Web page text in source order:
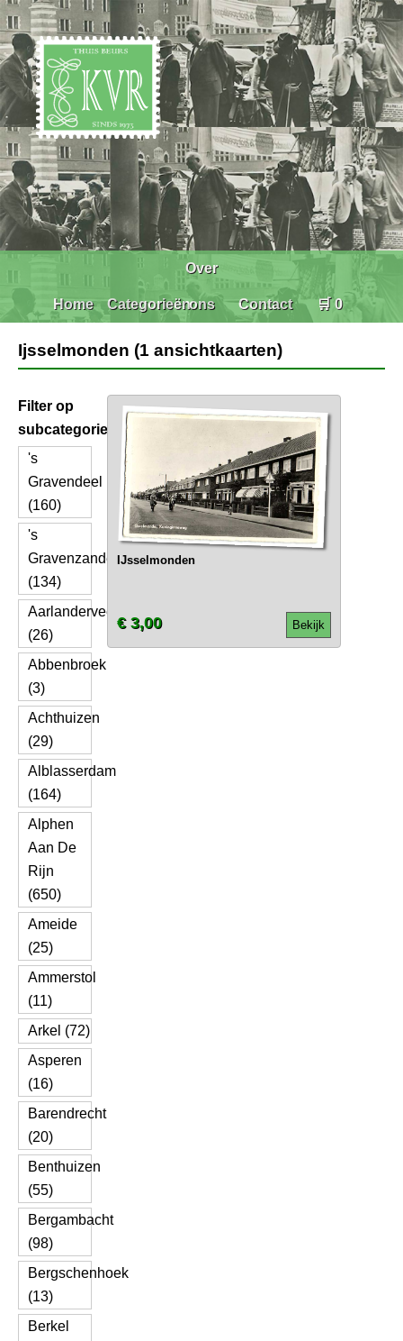
Home Categorieën
Over
ons Contact 🛒 0
Ijsselmonden (1 ansichtkaarten)
Filter op
subcategorie
's
Gravendeel
(160)
's
Gravenzande
(134)
Aarlanderveen
(26)
Abbenbroek
(3)
Achthuizen
(29)
Alblasserdam
(164)
Alphen
Aan De
Rijn
(650)
Ameide
(25)
Ammerstol
(11)
Arkel (72)
Asperen
(16)
Barendrecht
(20)
Benthuizen
(55)
Bergambacht
(98)
Bergschenhoek
(13)
Berkel
IJsselmonden
Bekijk
€ 3,00